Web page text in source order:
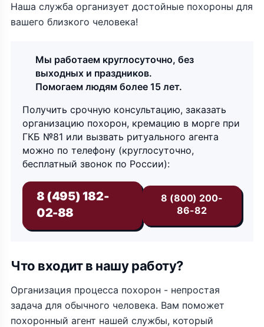
Наша служба организует достойные похороны для
вашего близкого человека!
Мы работаем круглосуточно, без
выходных и праздников.
Помогаем людям более 15 лет.
Получить срочную консультацию, заказать
организацию похорон, кремацию в морге при
ГКБ №81 или вызвать ритуального агента
можно по телефону (круглосуточно,
бесплатный звонок по России):
8 (495) 182-
02-88
8 (800) 200-
86-82
Что входит в нашу работу?
Организация процесса похорон - непростая
задача для обычного человека. Вам поможет
похоронный агент нашей службы, который